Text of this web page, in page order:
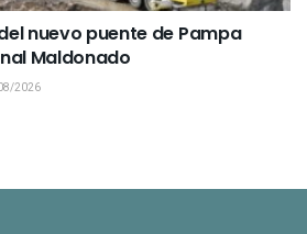
nuevo puente de Pampa
Maldonado
2026